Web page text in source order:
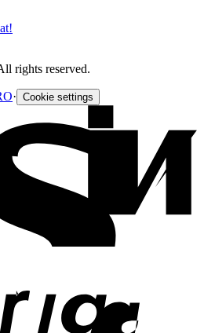
rights reserved.
· Cookie settings